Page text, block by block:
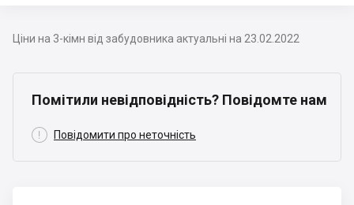
Ціни на 3-кімн від забудовника актуальні на 23.02.2022
Помітили невідповідність? Повідомте нам
 Повідомити про неточність